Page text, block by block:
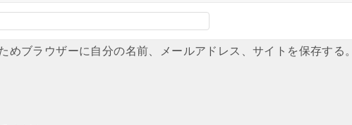
めブラウザーに自分の名前、メールアドレス、サイトを保存する。